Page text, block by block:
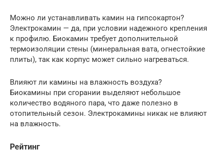
Можно ли устанавливать камин на гипсокартон?
Электрокамин — да, при условии надежного крепления
к профилю. Биокамин требует дополнительной
термоизоляции стены (минеральная вата, огнестойкие
плиты), так как корпус может сильно нагреваться.
Влияют ли камины на влажность воздуха?
Биокамины при сгорании выделяют небольшое
количество водяного пара, что даже полезно в
отопительный сезон. Электрокамины никак не влияют
на влажность.
Рейтинг